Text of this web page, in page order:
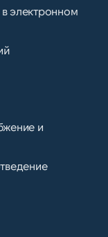
электронном
и